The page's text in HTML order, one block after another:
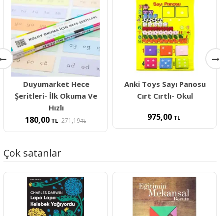
Duyumarket Hece
Şeritleri- İlk Okuma Ve
Hızlı
180,00 TL 271,19TL
Anki Toys Sayı Panosu
Cırt Cırtlı- Okul
975,00 TL
Çok satanlar